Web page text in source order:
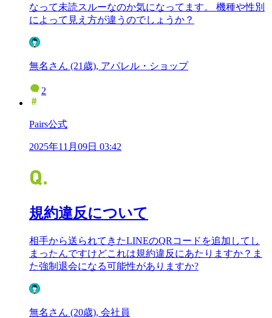
なって未読スルーなのか気になってます。 機種や性別
によって見え方が違うのでしょうか？
無名さん (21歳), アパレル・ショップ
2
Pairs公式
2025年11月09日 03:42
規約違反について
相手から送られてきたLINEのQRコードを追加してし
まったんですけどこれは規約違反にあたりますか？ま
た強制退会になる可能性がありますか?
無名さん (20歳), 会社員